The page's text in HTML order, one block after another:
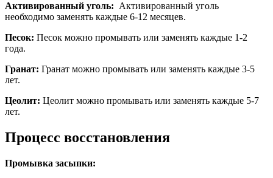
Активированный уголь: Активированный уголь
необходимо заменять каждые 6-12 месяцев.
Песок: Песок можно промывать или заменять каждые 1-2
года.
Гранат: Гранат можно промывать или заменять каждые 3-5
лет.
Цеолит: Цеолит можно промывать или заменять каждые 5-7
лет.
Процесс восстановления
Промывка засыпки: